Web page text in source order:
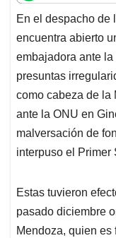
t
s
A
p
p
e
b
o
o
k
k
e
d
I
n
En el despacho de
encuentra abierto
embajadora ante
presuntas
como cabeza de la
ante la ONU en
malversación de
interpuso el Primer
Estas tuvieron
pasado diciembre
Mendoza, quien es